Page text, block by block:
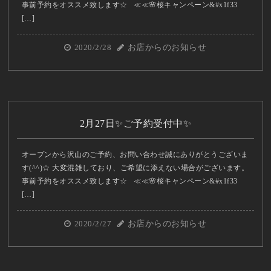
事前予約をオススメ致します☆ ≪≪🌸桜キャンペーン&#x1f33
[…]
2020/2/28 お店からのお知らせ
2月27日✨ご予約受付中✨
オープンから沢山のご予約、お問い合わせ誠にありがとうございま
す(^^)☆ 大変混雑しており、ご希望に添えない場合がございます。
事前予約をオススメ致します☆ ≪≪🌸桜キャンペーン&#x1f33
[…]
2020/2/27 お店からのお知らせ